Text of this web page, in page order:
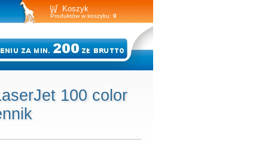
Koszyk
Produktów w koszyku: 0
100 color